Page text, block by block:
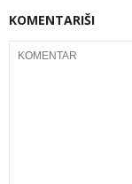
KOMENTARIŠI